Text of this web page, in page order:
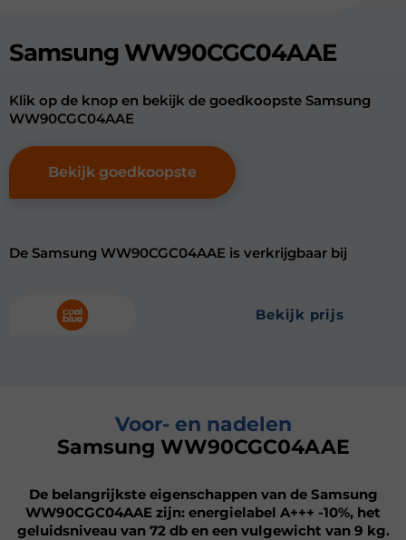
Samsung WW90CGC04AAE
Klik op de knop en bekijk de goedkoopste Samsung
WW90CGC04AAE
Bekijk goedkoopste
De Samsung WW90CGC04AAE is verkrijgbaar bij
bekijk prijs
Voor- en nadelen
Samsung WW90CGC04AAE
De belangrijkste eigenschappen van de Samsung
WW90CGC04AAE zijn: energielabel A+++ -10%, het
geluidsniveau van 72 db en een vulgewicht van 9 kg.